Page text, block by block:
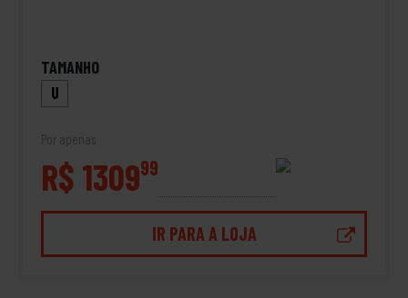
TAMANHO
U
Por apenas
R$ 130999
IR PARA A LOJA